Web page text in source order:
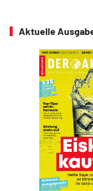
Aktuelle